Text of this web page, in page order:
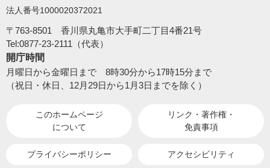
法人番号1000020372021
〒763-8501 香川県丸亀市大手町二丁目4番21号
Tel:0877-23-2111（代表）
開庁時間
月曜日から金曜日まで 8時30分から17時15分まで
（祝日・休日、12月29日から1月3日までを除く）
このホームページ
について
リンク・著作権・
免責事項
プライバシーポリシー アクセシビリティ